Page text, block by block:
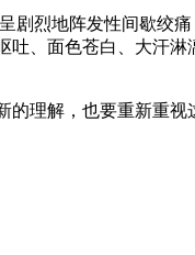
剧烈地阵发性间歇绞
、面色苍白、大汗
的理解，也要重新重